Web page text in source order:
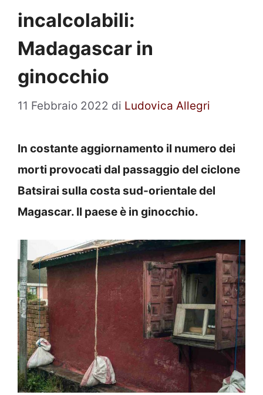
incalcolabili:
Madagascar in
ginocchio
11 Febbraio 2022 di Ludovica Allegri
In costante aggiornamento il numero dei
morti provocati dal passaggio del ciclone
Batsirai sulla costa sud-orientale del
Magascar. Il paese è in ginocchio.